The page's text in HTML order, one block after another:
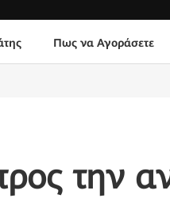
Πως να Αγοράσετε
την